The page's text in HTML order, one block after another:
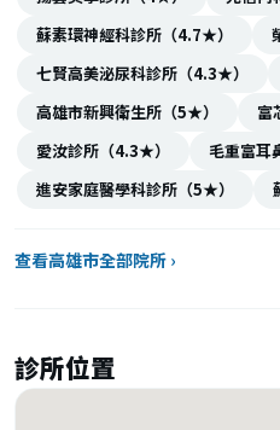
蘇素環神經科診所（4.7★）
七賢高美泌尿科診所（4.3★）
高雄市新興衛生所（5★）
富
愛汝診所（4.3★）
毛重富耳
進安家庭醫學科診所（5★）
查看高雄市全部院所 ›
診所位置